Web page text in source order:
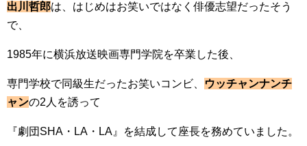
出川哲郎は、はじめはお笑いではなく俳優志望だったそう
で、
1985年に横浜放送映画専門学院を卒業した後、
専門学校で同級生だったお笑いコンビ、
ウッチャンナンチ
ャンの2人を誘って
『劇団SHA・LA・LA』を結成して座長を務めていました。